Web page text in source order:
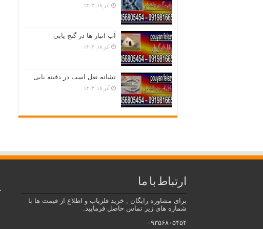
آذر ۱۸, ۱۴۰۳
آب انبار ها در گنج یابی
آذر ۱۸, ۱۴۰۳
نشانه نعل اسب در دفینه یابی
آذر ۱۸, ۱۴۰۳
ارتباط با ما
برای مشاوره رایگان , خرید فلزیاب و اطلاع از قیمت ها با
شماره های زیر تماس حاصل فرمایید.
۰۹۳۵۶۸۰۵۴۵۴